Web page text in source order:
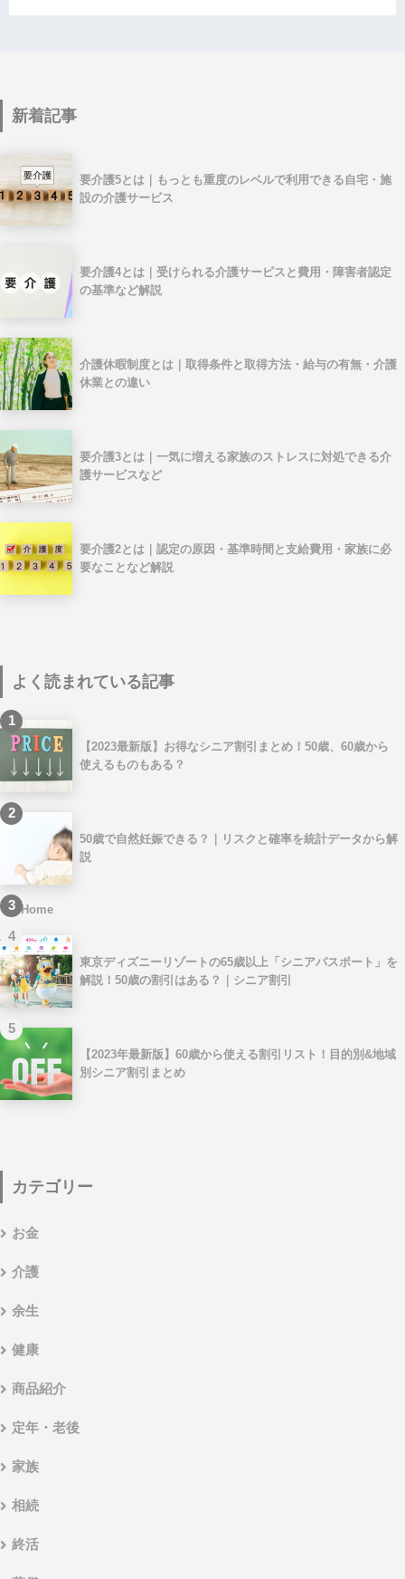
新着記事
要介護5とは｜もっとも重度のレベルで利用できる自宅・施
設の介護サービス
要介護4とは｜受けられる介護サービスと費用・障害者認定
の基準など解説
介護休暇制度とは｜取得条件と取得方法・給与の有無・介護
休業との違い
要介護3とは｜一気に増える家族のストレスに対処できる介
護サービスなど
要介護2とは｜認定の原因・基準時間と支給費用・家族に必
要なことなど解説
よく読まれている記事
1
【2023最新版】お得なシニア割引まとめ！50歳、60歳から
使えるものもある？
2
50歳で自然妊娠できる？｜リスクと確率を統計データから解
説
3 Home
4
東京ディズニーリゾートの65歳以上「シニアパスポート」を
解説！50歳の割引はある？｜シニア割引
5
【2023年最新版】60歳から使える割引リスト！目的別&地域
別シニア割引まとめ
カテゴリー
お金
介護
余生
健康
商品紹介
定年・老後
家族
相続
終活